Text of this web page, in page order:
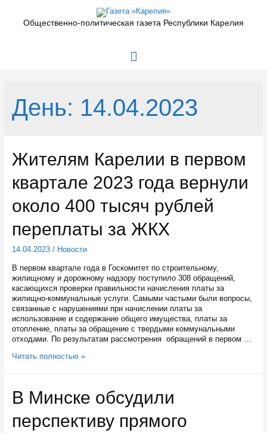
содержимомуОбщественно-политическая газета Республики Карелия
Главное
День: 14.04.2023
Жителям Карелии в первом
квартале 2023 года вернули
около 400 тысяч рублей
переплаты за ЖКХ
14.04.2023/ Новости
В первом квартале года в Госкомитет по строительному,
жилищному и дорожному надзору поступило 308 обращений,
касающихся проверки правильности начисления платы за
жилищно-коммунальные услуги. Самыми частыми были вопросы,
связанные с нарушениями при начислении платы за
использование и содержание общего имущества, платы за
отопление, платы за обращение с твердыми коммунальными
отходами. По результатам рассмотрения обращений в первом …
Жителям
квартале
2023
года
вернули
Читать полностью »
В Минске обсудили
перспективу прямого